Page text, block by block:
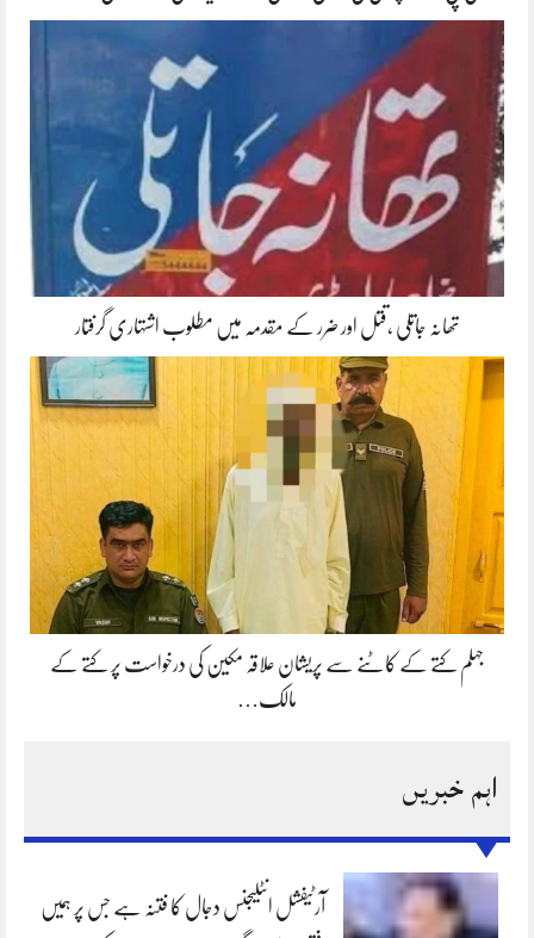
تھانہ جاتلی ،قتل اور ضرر کے مقدمہ میں مطلوب اشتہاری گرفتار
جہلم کتے کے کاٹنے سے پریشان علاقہ مکین کی درخواست پر کتے کے
مالک…
اہم خبریں
آرٹیفشل انٹلیجنس دجال کا فتنہ ہے جس پر ہمیں